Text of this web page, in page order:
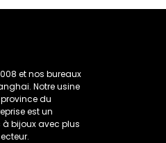
et nos bureaux
Notre usine
du
est un
bijoux avec plus